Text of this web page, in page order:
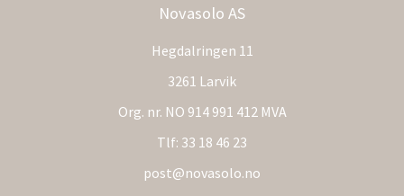
Novasolo AS
Hegdalringen 11
3261 Larvik
Org. nr. NO 914 991 412 MVA
Tlf: 33 18 46 23
post@novasolo.no